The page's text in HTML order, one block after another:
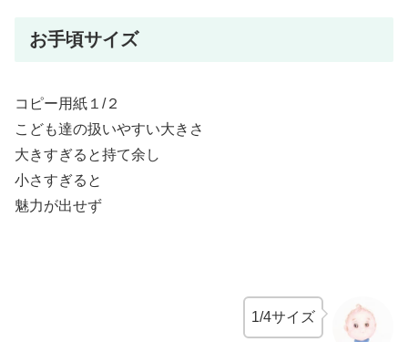
お手頃サイズ
コピー用紙１/２
こども達の扱いやすい大きさ
大きすぎると持て余し
小さすぎると
魅力が出せず
1/4サイズ